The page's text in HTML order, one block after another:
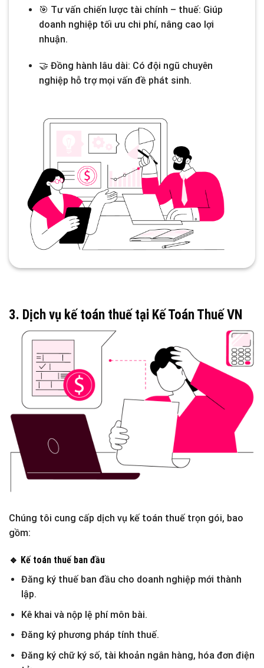
🎯 Tư vấn chiến lược tài chính – thuế: Giúp
doanh nghiệp tối ưu chi phí, nâng cao lợi
nhuận.
🤝 Đồng hành lâu dài: Có đội ngũ chuyên
nghiệp hỗ trợ mọi vấn đề phát sinh.
3. Dịch vụ kế toán thuế tại Kế Toán Thuế VN
Chúng tôi cung cấp dịch vụ kế toán thuế trọn gói, bao
gồm:
🔹 Kế toán thuế ban đầu
Đăng ký thuế ban đầu cho doanh nghiệp mới thành
lập.
Kê khai và nộp lệ phí môn bài.
Đăng ký phương pháp tính thuế.
Đăng ký chữ ký số, tài khoản ngân hàng, hóa đơn điện